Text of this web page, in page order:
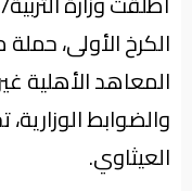
الكرخ الأولى،
المعاهد الأهلية
والضوابط
العيثاوي.